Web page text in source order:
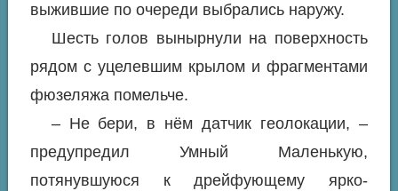
выжившие по очереди выбрались наружу.
Шесть голов вынырнули на поверхность
рядом с уцелевшим крылом и фрагментами
фюзеляжа помельче.
– Не бери, в нём датчик геолокации, –
предупредил Умный Маленькую,
потянувшуюся к дрейфующему ярко-